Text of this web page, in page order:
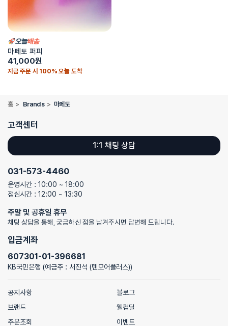
지금 주문 시 100% 오늘 도착
마페토 퍼피
41,000원
홈> Brands>마페토
고객센터
1:1 채팅 상담
031-573-4460
운영시간 : 10:00 ~ 18:00
점심시간 : 12:00 ~ 13:30
주말 및 공휴일 휴무
채팅 상담을 통해, 궁금하신 점을 남겨주시면 답변해 드립니다.
입금계좌
607301-01-396681
KB국민은행 (예금주 : 서진석 (텐모어플러스))
공지사항
블로그
브랜드
웰컴딜
주문조회
이벤트